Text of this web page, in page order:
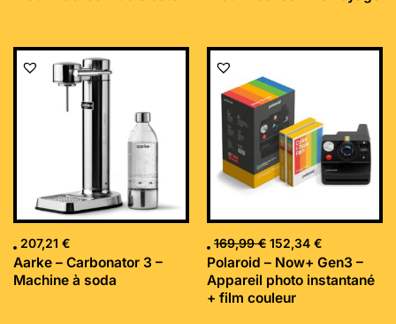
207,21 €
Aarke – Carbonator 3 –
Machine à soda
169,99€
Le
initial
était :
169,99 €.
152,34 €
Le
Polaroid – Now+ Gen3 –
Appareil photo instantané
+ film couleur